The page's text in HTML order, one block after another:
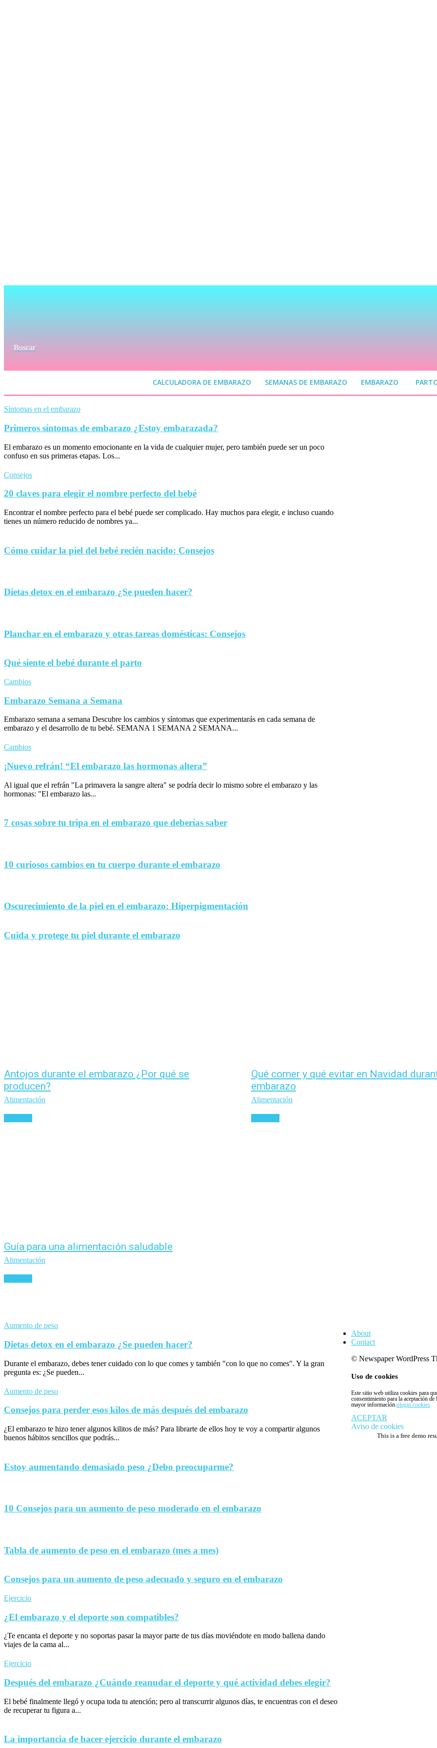
Buscar
CALCULADORA DE EMBARAZO SEMANAS DE EMBARAZO EMBARAZO
Síntomas en el embarazo
Primeros síntomas de embarazo ¿Estoy embarazada?
El embarazo es un momento emocionante en la vida de cualquier mujer, pero también puede ser un poco
confuso en sus primeras etapas. Los...
Consejos
20 claves para elegir el nombre perfecto del bebé
Encontrar el nombre perfecto para el bebé puede ser complicado. Hay muchos para elegir, e incluso cuando
tienes un número reducido de nombres ya...
Cómo cuidar la piel del bebé recién nacido: Consejos
Dietas detox en el embarazo ¿Se pueden hacer?
Planchar en el embarazo y otras tareas domésticas: Consejos
Qué siente el bebé durante el parto
Cambios
Embarazo Semana a Semana
Embarazo semana a semana Descubre los cambios y síntomas que experimentarás en cada semana de
embarazo y el desarrollo de tu bebé. SEMANA 1 SEMANA 2 SEMANA...
Cambios
¡Nuevo refrán! “El embarazo las hormonas altera”
Al igual que el refrán "La primavera la sangre altera" se podría decir lo mismo sobre el embarazo y las
hormonas: "El embarazo las...
7 cosas sobre tu tripa en el embarazo que deberías saber
10 curiosos cambios en tu cuerpo durante el embarazo
Oscurecimiento de la piel en el embarazo: Hiperpigmentación
Cuida y protege tu piel durante el embarazo
Antojos durante el embarazo ¿Por qué se
producen?
Alimentación
Qué comer y qué evitar en Navidad
embarazo
Alimentación
Guía para una alimentación saludable
Alimentación
Aumento de peso
Dietas detox en el embarazo ¿Se pueden hacer?
Durante el embarazo, debes tener cuidado con lo que comes y también "con lo que no comes". Y la gran
pregunta es: ¿Se pueden...
Aumento de peso
Consejos para perder esos kilos de más después del embarazo
¿El embarazo te hizo tener algunos kilitos de más? Para librarte de ellos hoy te voy a compartir algunos
buenos hábitos sencillos que podrás...
Estoy aumentando demasiado peso ¿Debo preocuparme?
10 Consejos para un aumento de peso moderado en el embarazo
Tabla de aumento de peso en el embarazo (mes a mes)
Consejos para un aumento de peso adecuado y seguro en el embarazo
Ejercicio
¿El embarazo y el deporte son compatibles?
¿Te encanta el deporte y no soportas pasar la mayor parte de tus días moviéndote en modo ballena dando
viajes de la cama al...
Ejercicio
Después del embarazo ¿Cuándo reanudar el deporte y qué actividad debes elegir?
El bebé finalmente llegó y ocupa toda tu atención; pero al transcurrir algunos días, te encuentras con el deseo
de recuperar tu figura a...
La importancia de hacer ejercicio durante el embarazo
About
Contact
© Newspaper WordPress
Uso de cookies
Este sitio web utiliza cookies para
consentimiento para la aceptación
mayor información.plugin cookies
ACEPTAR
Aviso de cookies
This is a free demo